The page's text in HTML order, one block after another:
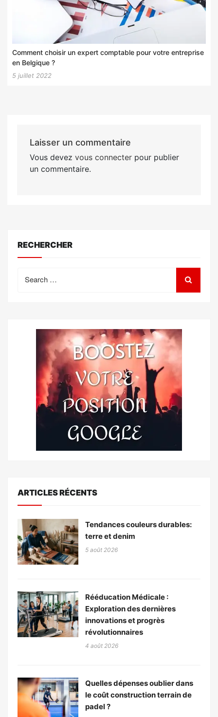
Comment choisir un expert comptable pour votre entreprise
en Belgique ?
5 juillet 2022
Laisser un commentaire
Vous devez vous connecterpour publier
un commentaire.
RECHERCHER
for:
ARTICLES RÉCENTS
Tendances couleurs durables:
terre et denim
5 août 2026
Rééducation Médicale :
Exploration des dernières
innovations et progrès
révolutionnaires
4 août 2026
Quelles dépenses oublier dans
le coût construction terrain de
padel ?